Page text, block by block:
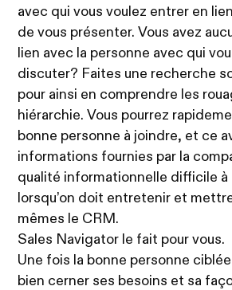
avec qui vous voulez entrer en
de vous présenter. Vous avez
lien avec la personne avec qui
discuter? Faites une recherche
pour ainsi en comprendre les
hiérarchie. Vous pourrez
bonne personne à joindre, et ce
informations fournies par la
qualité informationnelle difficile
lorsqu’on doit entretenir et
mêmes le CRM.
Sales Navigator le fait pour vous.
Une fois la bonne personne
bien cerner ses besoins et sa